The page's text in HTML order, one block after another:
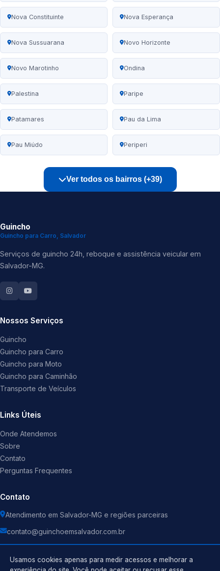
Nova Constituinte Nova Esperança
Nova Sussuarana Novo Horizonte
Novo Marotinho Ondina
Palestina Paripe
Patamares Pau da Lima
Pau Miúdo Periperi
Ver todos os bairros (+39)
Guincho
Guincho para Carro, Salvador
Serviços de guincho 24h, reboque e assistência veicular em
Salvador-MG.
Nossos Serviços
Guincho
Guincho para Carro
Guincho para Moto
Guincho para Caminhão
Transporte de Veículos
Links Úteis
Onde Atendemos
Sobre
Contato
Perguntas Frequentes
Contato
Atendimento em Salvador-MG e regiões parceiras
contato@guinchoemsalvador.com.br
Usamos cookies apenas para medir acessos e melhorar a